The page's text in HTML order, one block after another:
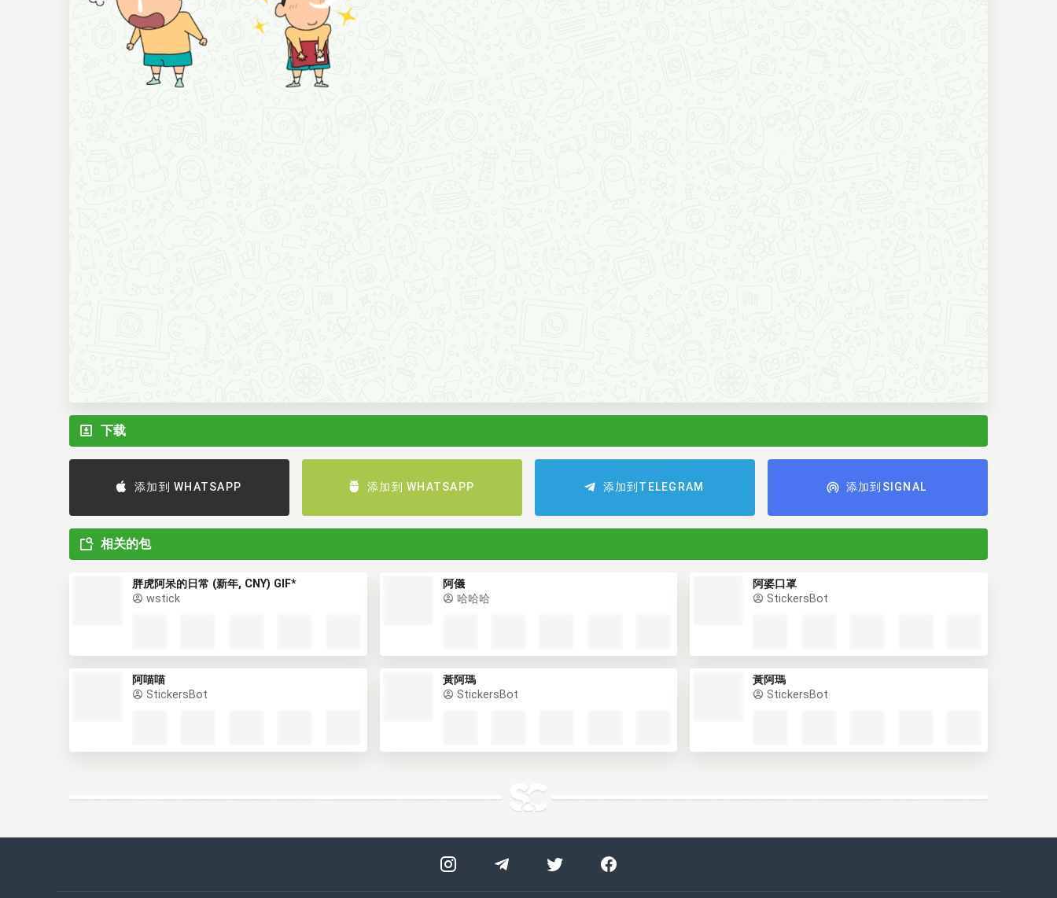
下载
添加到 WHATSAPP 添加到 WHATSAPP 添加到TELEGRAM 添加到SIGNAL
相关的包
胖虎阿呆的日常 (新年, CNY) GIF*
wstick
阿儀
哈哈哈
阿婆口罩
StickersBot
阿喵喵
StickersBot
黃阿瑪
StickersBot
黃阿瑪
StickersBot